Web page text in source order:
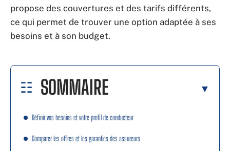
propose des couvertures et des tarifs différents,
ce qui permet de trouver une option adaptée à ses
besoins et à son budget.
SOMMAIRE
Définir vos besoins et votre profil de conducteur
Comparer les offres et les garanties des assureurs